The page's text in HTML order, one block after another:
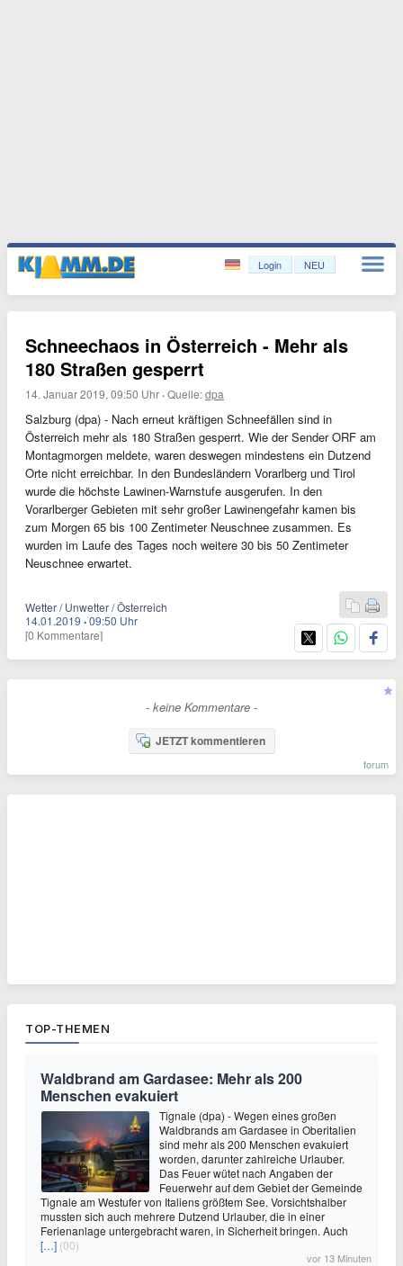
Login NEU
Schneechaos in Österreich - Mehr als
180 Straßen gesperrt
14. Januar 2019, 09:50 Uhr ·Quelle:dpa
Salzburg (dpa) - Nach erneut kräftigen Schneefällen sind in
Österreich mehr als 180 Straßen gesperrt. Wie der Sender ORF am
Montagmorgen meldete, waren deswegen mindestens ein Dutzend
Orte nicht erreichbar. In den Bundesländern Vorarlberg und Tirol
wurde die höchste Lawinen-Warnstufe ausgerufen. In den
Vorarlberger Gebieten mit sehr großer Lawinengefahr kamen bis
zum Morgen 65 bis 100 Zentimeter Neuschnee zusammen. Es
wurden im Laufe des Tages noch weitere 30 bis 50 Zentimeter
Neuschnee erwartet.
Wetter / Unwetter / Österreich
14.01.2019 ·09:50 Uhr
[0 Kommentare]
- keine Kommentare -
JETZT kommentieren
forum
TOP-THEMEN
Waldbrand am Gardasee: Mehr als 200
Menschen evakuiert
Tignale (dpa) - Wegen eines großen
Waldbrands am Gardasee in Oberitalien
sind mehr als 200 Menschen evakuiert
worden, darunter zahlreiche Urlauber.
Das Feuer wütet nach Angaben der
Feuerwehr auf dem Gebiet der Gemeinde
Tignale am Westufer von Italiens größtem See. Vorsichtshalber
mussten sich auch mehrere Dutzend Urlauber, die in einer
Ferienanlage untergebracht waren, in Sicherheit bringen. Auch
[…] (00)
vor 13 Minuten